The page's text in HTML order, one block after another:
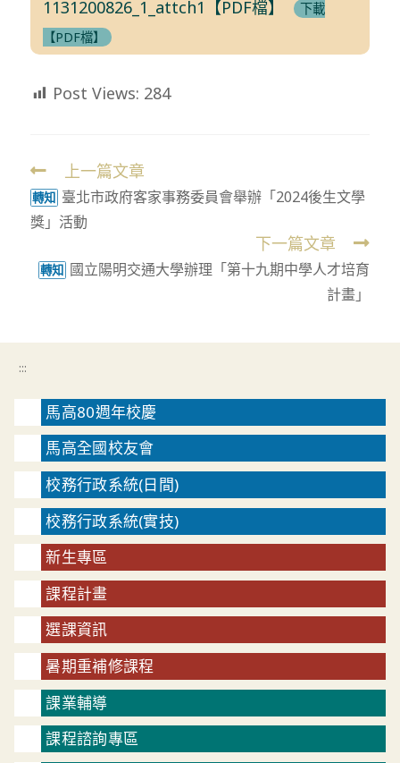
1131200826_1_attch1【PDF檔】
下載
【PDF檔】
Post Views: 284
Read
more
articles
上一篇文章
轉知 臺北市政府客家事務委員會舉辦「2024後生文學
獎」活動
下一篇文章
轉知 國立陽明交通大學辦理「第十九期中學人才培育
計畫」
:::
馬高80週年校慶
馬高全國校友會
校務行政系統(日間)
校務行政系統(實技)
新生專區
課程計畫
選課資訊
暑期重補修課程
課業輔導
課程諮詢專區